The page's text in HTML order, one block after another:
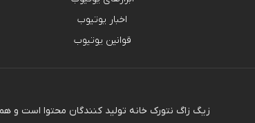
اخبار یوتیوب
قوانین یوتیوب
زیگ زاگ نتورک خانه تولید کنندگان محتوا است و